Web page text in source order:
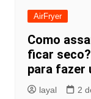
AirFryer
Como
ficar
para fazer
layal 2